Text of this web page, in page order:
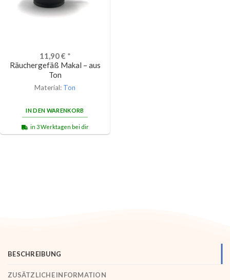
11,90€ *
Räuchergefäß Makal – aus
Ton
Material: Ton
IN DEN WARENKORB
in 3 Werktagen bei dir
BESCHREIBUNG
ZUSÄTZLICHE INFORMATION